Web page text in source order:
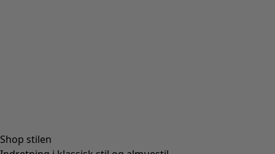
Shop stilen